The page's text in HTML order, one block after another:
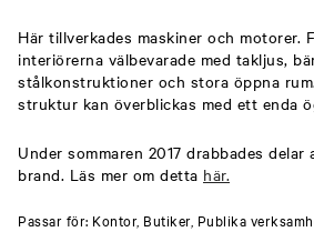
Här tillverkades maskiner och motorer.
interiörerna välbevarade med takljus,
stålkonstruktioner och stora öppna
struktur kan överblickas med ett enda
Under sommaren 2017 drabbades delar
brand. Läs mer om detta här.
Passar för: Kontor, Butiker, Publika